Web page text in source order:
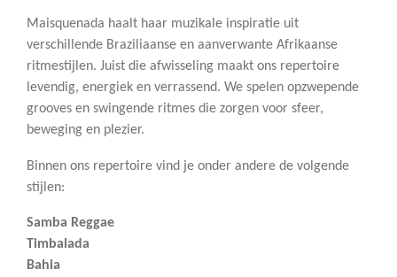
Maisquenada haalt haar muzikale inspiratie uit
verschillende Braziliaanse en aanverwante Afrikaanse
ritmestijlen. Juist die afwisseling maakt ons repertoire
levendig, energiek en verrassend. We spelen opzwepende
grooves en swingende ritmes die zorgen voor sfeer,
beweging en plezier.
Binnen ons repertoire vind je onder andere de volgende
stijlen:
Samba Reggae
Timbalada
Bahia